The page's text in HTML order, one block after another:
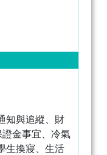
知與追縱、財
金事宜、冷氣
生換寢、生活